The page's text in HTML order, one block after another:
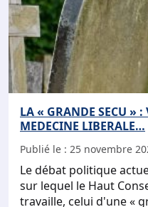
LA « GRANDE SECU » :
MEDECINE LIBERALE…
Publié le : 25 novembre
Le débat politique
sur lequel le Haut
travaille, celui d'une «